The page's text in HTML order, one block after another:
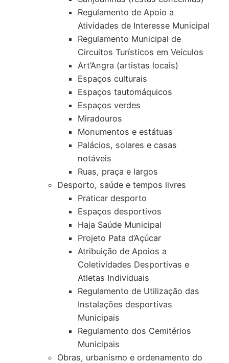
Regulamento de Apoio a
Atividades de Interesse Municipal
Regulamento Municipal de
Circuitos Turísticos em Veículos
Art’Angra (artistas locais)
Espaços culturais
Espaços tautomáquicos
Espaços verdes
Miradouros
Monumentos e estátuas
Palácios, solares e casas
notáveis
Ruas, praça e largos
Desporto, saúde e tempos livres
Praticar desporto
Espaços desportivos
Haja Saúde Municipal
Projeto Pata d’Açúcar
Atribuição de Apoios a
Coletividades Desportivas e
Atletas Individuais
Regulamento de Utilização das
Instalações desportivas
Municipais
Regulamento dos Cemitérios
Municipais
Obras, urbanismo e ordenamento do